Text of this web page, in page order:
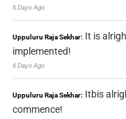
6 Days Ago
Uppuluru Raja Sekhar: It is
implemented!
6 Days Ago
Uppuluru Raja Sekhar: Itbis
commence!